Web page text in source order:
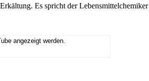
Es spricht der Lebensmittelchemiker
angezeigt werden.